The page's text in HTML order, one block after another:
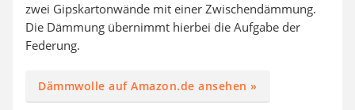
zwei Gipskartonwände mit einer Zwischendämmung.
Die Dämmung übernimmt hierbei die Aufgabe der
Federung.
Dämmwolle auf Amazon.de ansehen »